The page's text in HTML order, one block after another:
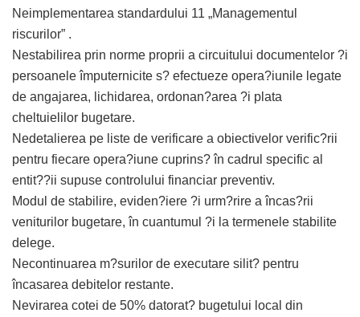
Neimplementarea standardului 11 „Managementul
riscurilor” .
Nestabilirea prin norme proprii a circuitului documentelor ?i
persoanele împuternicite s? efectueze opera?iunile legate
de angajarea, lichidarea, ordonan?area ?i plata
cheltuielilor bugetare.
Nedetalierea pe liste de verificare a obiectivelor verific?rii
pentru fiecare opera?iune cuprins? în cadrul specific al
entit??ii supuse controlului financiar preventiv.
Modul de stabilire, eviden?iere ?i urm?rire a încas?rii
veniturilor bugetare, în cuantumul ?i la termenele stabilite
delege.
Necontinuarea m?surilor de executare silit? pentru
încasarea debitelor restante.
Nevirarea cotei de 50% datorat? bugetului local din